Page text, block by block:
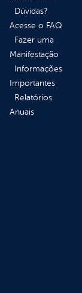
Dúvidas?
Acesse o FAQ
Fazer uma
Manifestação
Informações
Importantes
Relatórios
Anuais